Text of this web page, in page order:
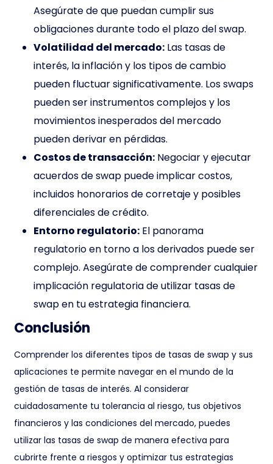
Asegúrate de que puedan cumplir sus
obligaciones durante todo el plazo del swap.
Volatilidad del mercado: Las tasas de
interés, la inflación y los tipos de cambio
pueden fluctuar significativamente. Los swaps
pueden ser instrumentos complejos y los
movimientos inesperados del mercado
pueden derivar en pérdidas.
Costos de transacción: Negociar y ejecutar
acuerdos de swap puede implicar costos,
incluidos honorarios de corretaje y posibles
diferenciales de crédito.
Entorno regulatorio: El panorama
regulatorio en torno a los derivados puede ser
complejo. Asegúrate de comprender cualquier
implicación regulatoria de utilizar tasas de
swap en tu estrategia financiera.
Conclusión
Comprender los diferentes tipos de tasas de swap y sus
aplicaciones te permite navegar en el mundo de la
gestión de tasas de interés. Al considerar
cuidadosamente tu tolerancia al riesgo, tus objetivos
financieros y las condiciones del mercado, puedes
utilizar las tasas de swap de manera efectiva para
cubrirte frente a riesgos y optimizar tus estrategias